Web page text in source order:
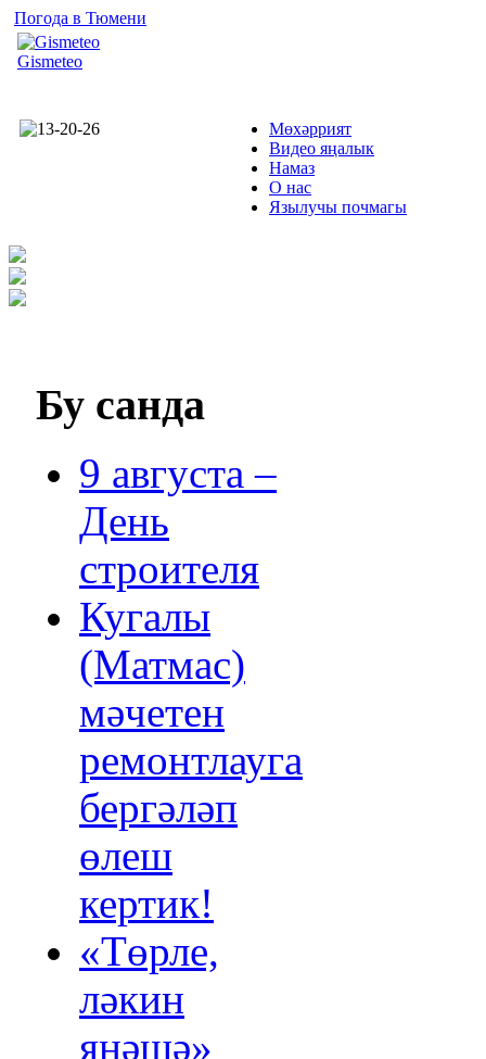
Погода в Тюмени
Gismeteo
Мөхәррият
Видео яңалык
Намаз
О нас
Язылучы почмагы
Бу санда
9 августа –
День
строителя
Кугалы
(Матмас)
мәчетен
ремонтлауга
бергәләп
өлеш
кертик!
«Төрле,
ләкин
янәшә»